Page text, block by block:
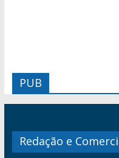
PUB
Redação e